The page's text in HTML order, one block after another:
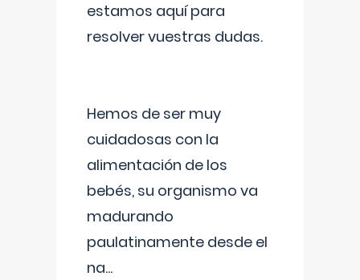
estamos aquí para
resolver vuestras dudas.
Hemos de ser muy
cuidadosas con la
alimentación de los
bebés, su organismo va
madurando
paulatinamente desde el
na...